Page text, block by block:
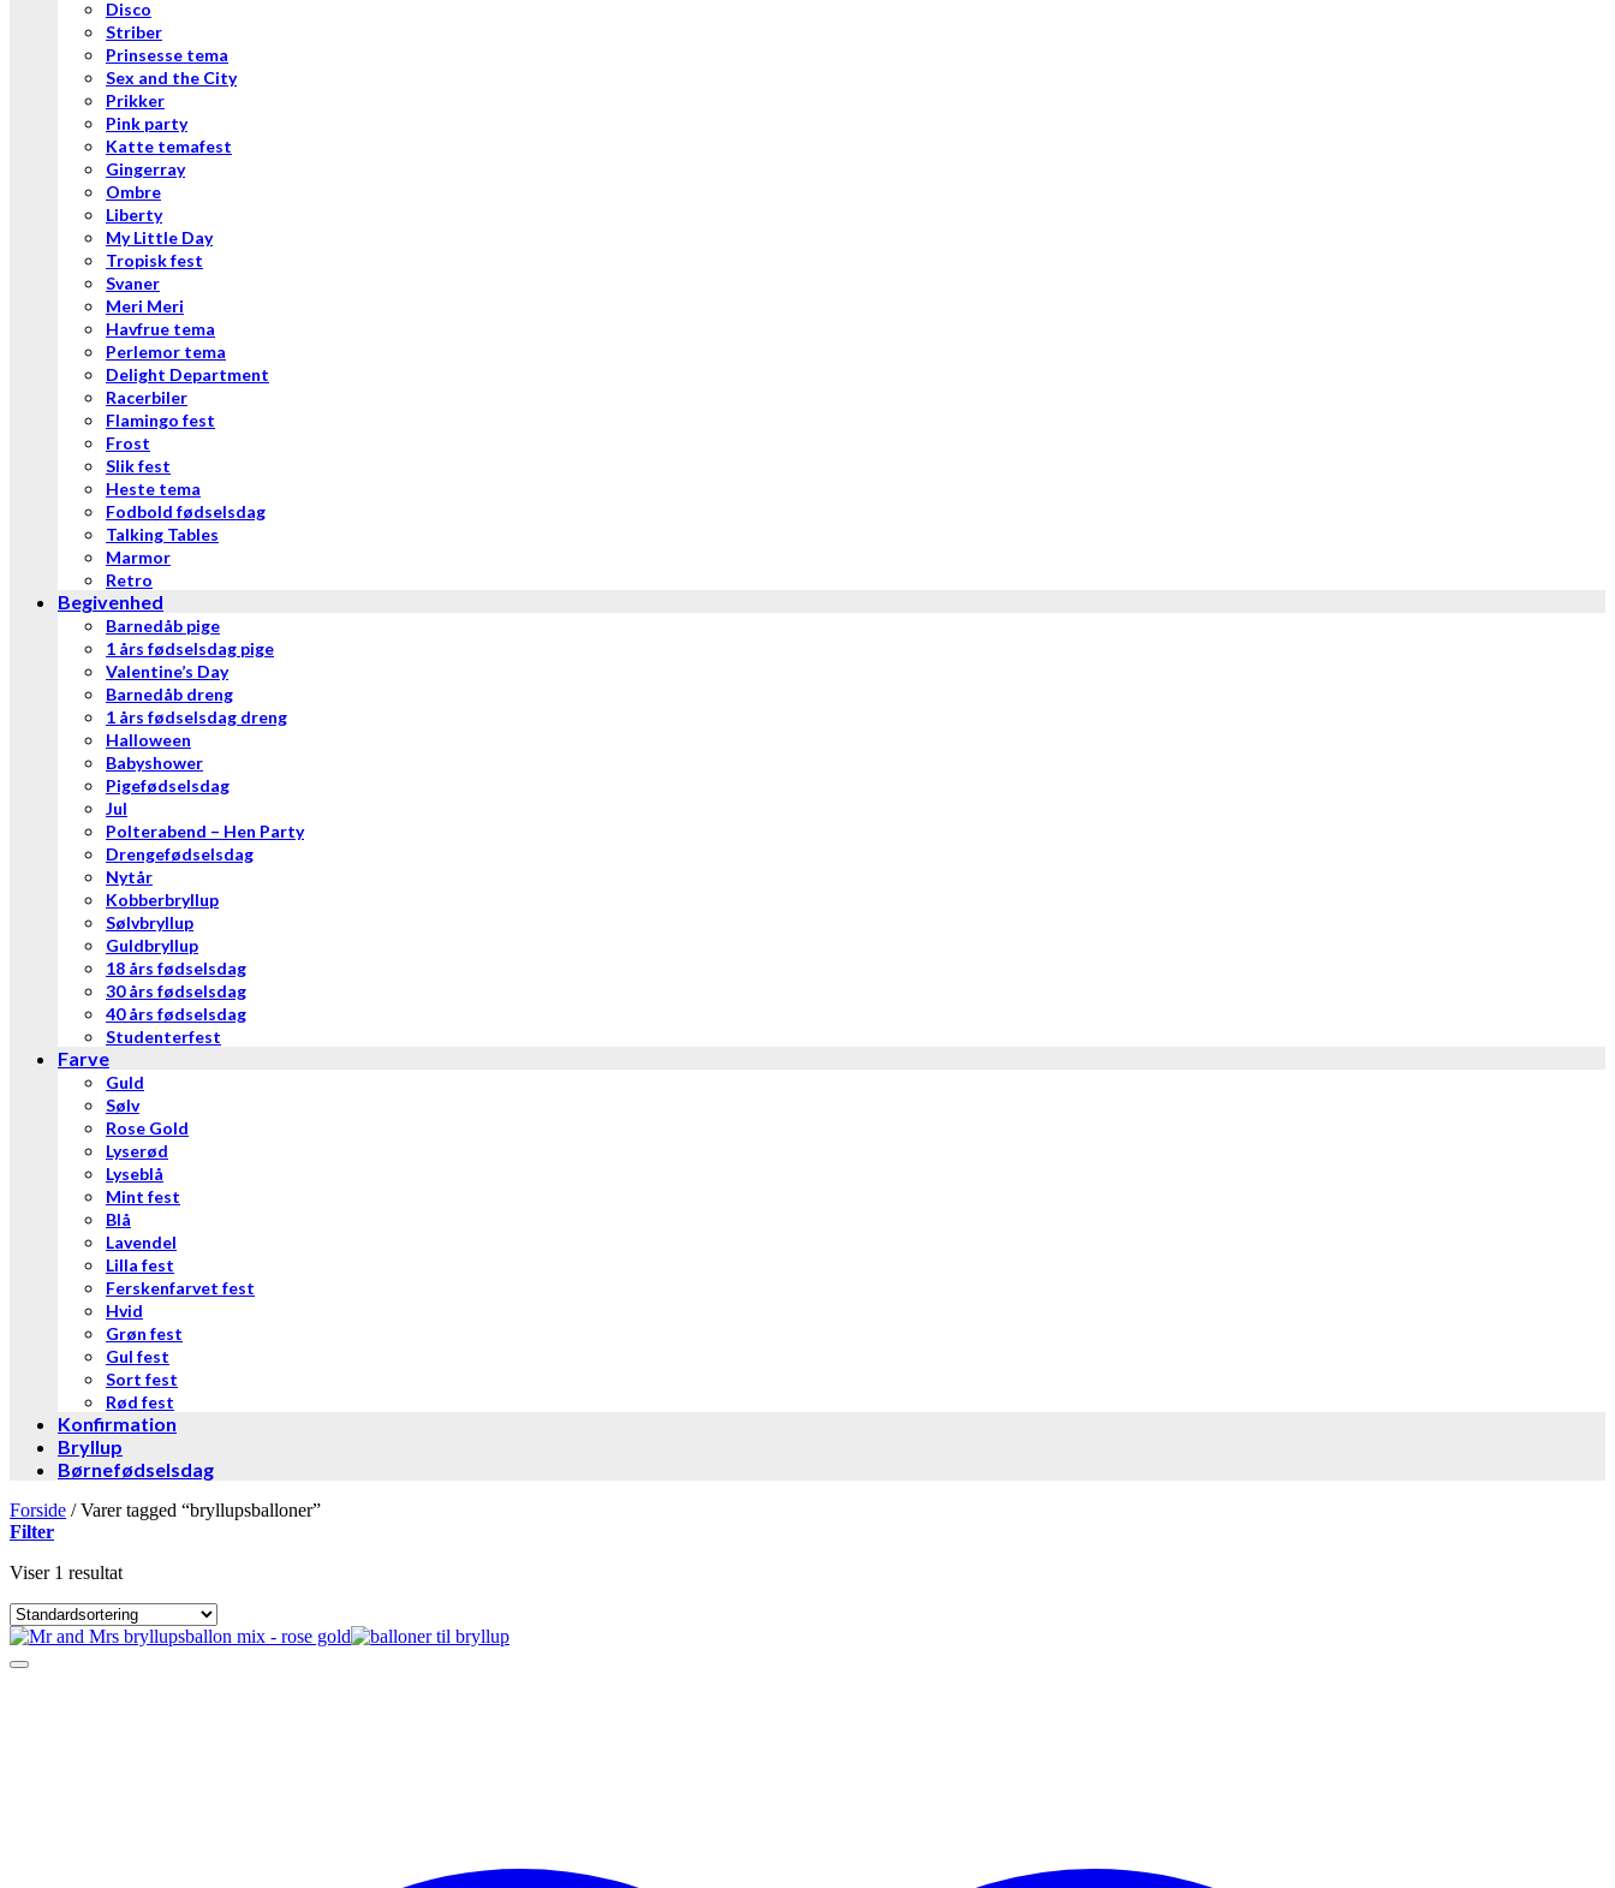
Disco
Striber
Prinsesse tema
Sex and the City
Prikker
Pink party
Katte temafest
Gingerray
Ombre
Liberty
My Little Day
Tropisk fest
Svaner
Meri Meri
Havfrue tema
Perlemor tema
Delight Department
Racerbiler
Flamingo fest
Frost
Slik fest
Heste tema
Fodbold fødselsdag
Talking Tables
Marmor
Retro
Begivenhed
Barnedåb pige
1 års fødselsdag pige
Valentine’s Day
Barnedåb dreng
1 års fødselsdag dreng
Halloween
Babyshower
Pigefødselsdag
Jul
Polterabend – Hen Party
Drengefødselsdag
Nytår
Kobberbryllup
Sølvbryllup
Guldbryllup
18 års fødselsdag
30 års fødselsdag
40 års fødselsdag
Studenterfest
Farve
Guld
Sølv
Rose Gold
Lyserød
Lyseblå
Mint fest
Blå
Lavendel
Lilla fest
Ferskenfarvet fest
Hvid
Grøn fest
Gul fest
Sort fest
Rød fest
Konfirmation
Bryllup
Børnefødselsdag
Forside /Varer tagged “bryllupsballoner”
Filter
Viser 1 resultat